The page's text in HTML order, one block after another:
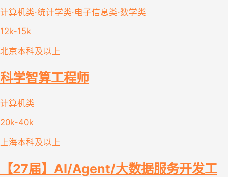
计算机类·统计学类·电子信息类·数学类
12k-15k
北京本科及以上
科学智算工程师
计算机类
20k-40k
上海本科及以上
【27届】AI/Agent/大数据服务开发工